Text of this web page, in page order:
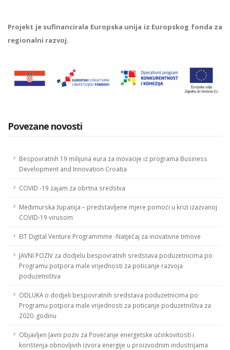
Projekt je sufinancirala Europska unija iz Europskog fonda za
regionalni razvoj.
Povezane novosti
Bespovratnih 19 milijuna eura za inovacije iz programa Business
Development and Innovation Croatia
COVID -19 zajam za obrtna sredstva
Međimurska županija – predstavljene mjere pomoći u krizi izazvanoj
COVID-19 virusom
EIT Digital Venture Programmme -Natječaj za inovativne timove
JAVNI POZIV za dodjelu bespovratnih sredstava poduzetnicima po
Programu potpora male vrijednosti za poticanje razvoja
poduzetništva
ODLUKA o dodjeli bespovratnih sredstava poduzetnicima po
Programu potpora male vrijednosti za poticanje poduzetništva za
2020. godinu
Objavljen Javni poziv za Povećanje energetske učinkovitosti i
korištenja obnovljivih izvora energije u proizvodnim industrijama